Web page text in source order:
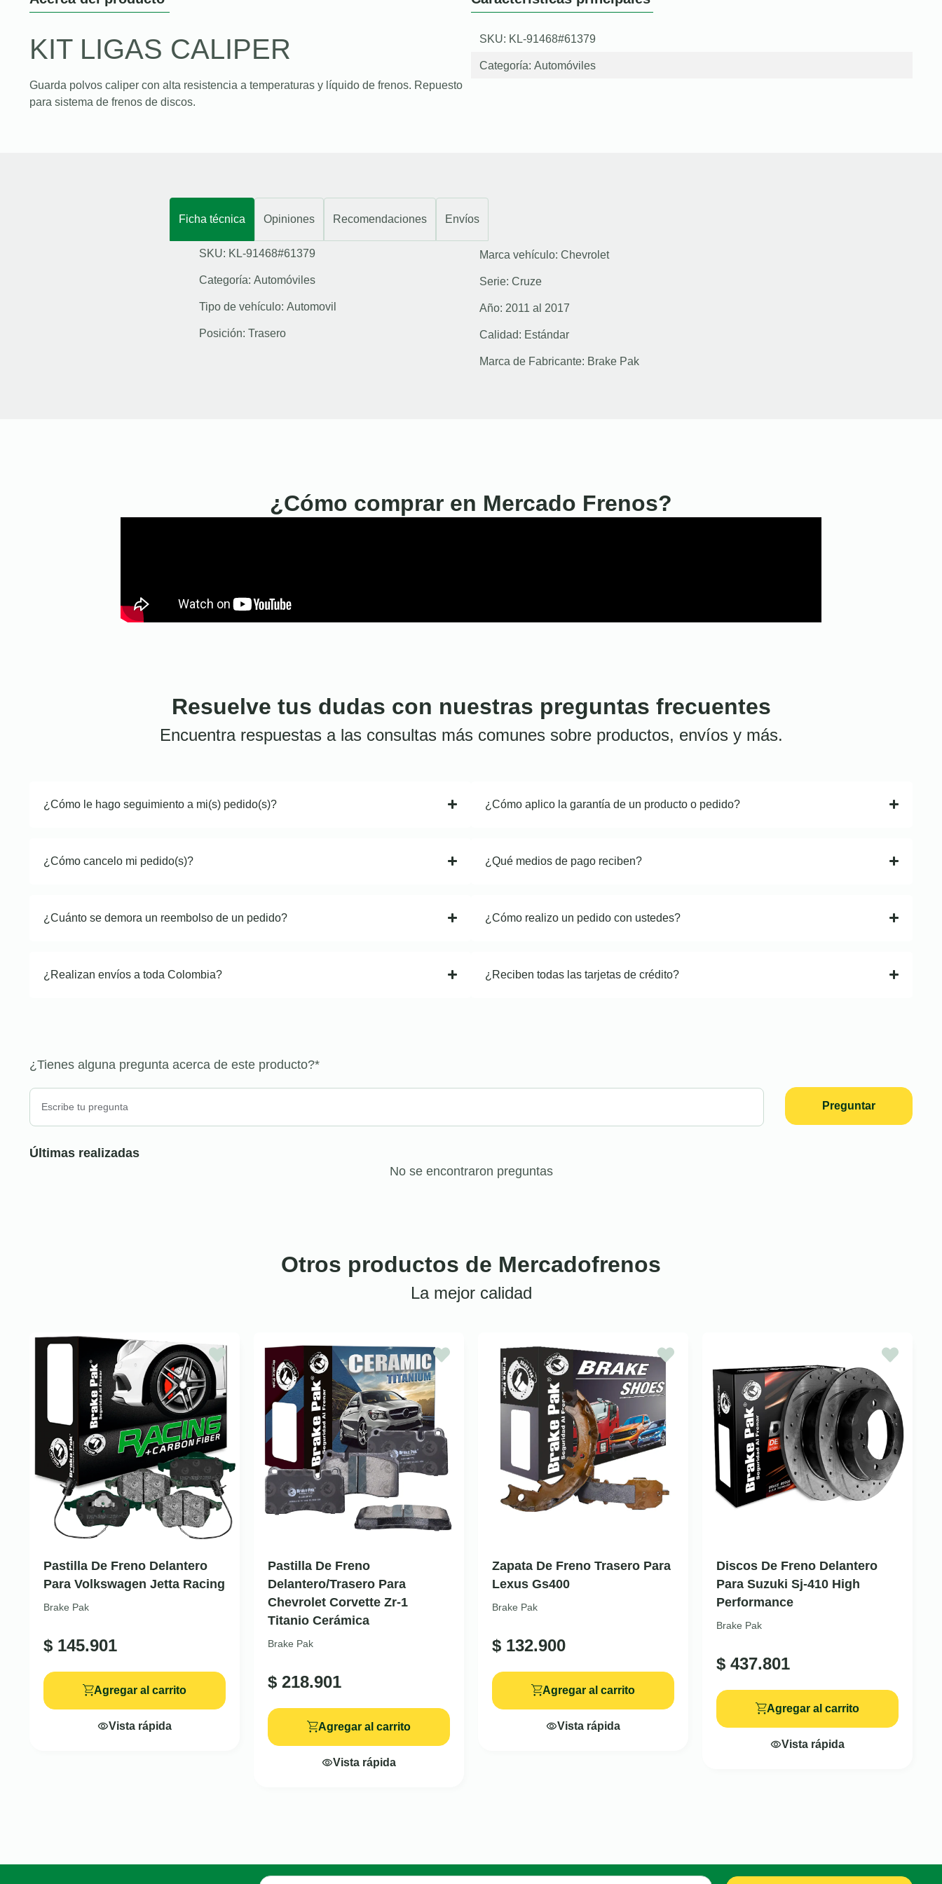
KIT LIGAS CALIPER
Guarda polvos caliper con alta resistencia a temperaturas y líquido de frenos. Repuesto
para sistema de frenos de discos.
SKU: KL-91468#61379
Categoría: Automóviles
Ficha técnica Opiniones Recomendaciones Envíos
SKU: KL-91468#61379
Categoría: Automóviles
Tipo de vehículo: Automovil
Posición: Trasero
Marca vehículo: Chevrolet
Serie: Cruze
Año: 2011 al 2017
Calidad: Estándar
Marca de Fabricante: Brake Pak
¿Cómo comprar en Mercado Frenos?
Resuelve tus dudas con nuestras preguntas frecuentes
Encuentra respuestas a las consultas más comunes sobre productos, envíos y más.
¿Cómo le hago seguimiento a mi(s) pedido(s)?
¿Cómo cancelo mi pedido(s)?
¿Cuánto se demora un reembolso de un pedido?
¿Realizan envíos a toda Colombia?
¿Cómo aplico la garantía de un producto o pedido?
¿Qué medios de pago reciben?
¿Cómo realizo un pedido con ustedes?
¿Reciben todas las tarjetas de crédito?
¿Tienes alguna pregunta acerca de este producto?*
Preguntar
Últimas realizadas
No se encontraron preguntas
Otros productos de Mercadofrenos
La mejor calidad
Pastilla De Freno Delantero
Para Volkswagen Jetta Racing
Brake Pak
$ 145.901
Agregar al carrito
Vista rápida
Pastilla De Freno
Delantero/Trasero Para
Chevrolet Corvette Zr-1
Titanio Cerámica
Brake Pak
$ 218.901
Agregar al carrito
Vista rápida
Zapata De Freno Trasero Para
Lexus Gs400
Brake Pak
$ 132.900
Agregar al carrito
Vista rápida
Discos De Freno Delantero
Para Suzuki Sj-410 High
Performance
Brake Pak
$ 437.801
Agregar al carrito
Vista rápida